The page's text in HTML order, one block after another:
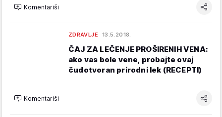
Komentariši
ZDRAVLJE 13.5.2018.
ČAJ ZA LEČENJE PROŠIRENIH VENA:
ako vas bole vene, probajte ovaj
čudotvoran prirodni lek (RECEPTI)
Komentariši